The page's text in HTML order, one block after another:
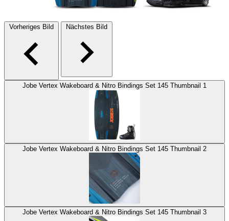
Vorheriges Bild Nächstes Bild
Jobe Vertex Wakeboard & Nitro Bindings Set 145 Thumbnail 1
Jobe Vertex Wakeboard & Nitro Bindings Set 145 Thumbnail 2
Jobe Vertex Wakeboard & Nitro Bindings Set 145 Thumbnail 3